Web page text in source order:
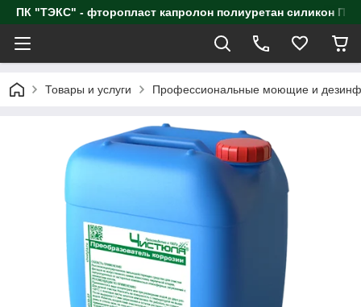
ПК "ТЭКС" - фторопласт капролон полиуретан
Товары и услуги Профессиональные моющие и